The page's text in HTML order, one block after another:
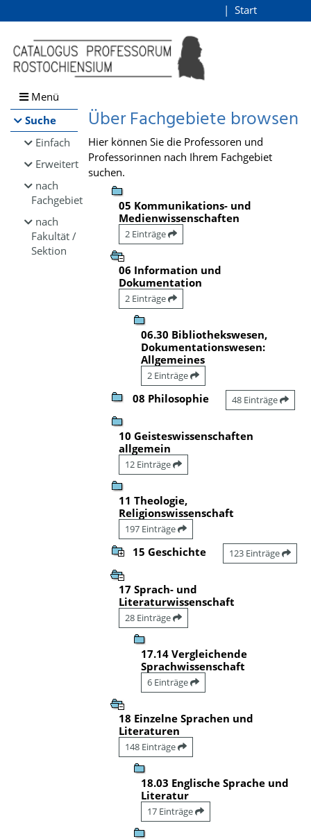
Browsen
direkt zum Inhalt
Start
Menü
Suche
Einfach
Erweitert
nach
Fachgebiet
nach
Fakultät /
Sektion
Über Fachgebiete browsen
Hier können Sie die Professoren und
Professorinnen nach Ihrem Fachgebiet
suchen.
05 Kommunikations- und
Medienwissenschaften
2 Einträge
06 Information und
Dokumentation
2 Einträge
06.30 Bibliothekswesen,
Dokumentationswesen:
Allgemeines
2 Einträge
08 Philosophie 48 Einträge
10 Geisteswissenschaften
allgemein
12 Einträge
11 Theologie,
Religionswissenschaft
197 Einträge
15 Geschichte 123 Einträge
17 Sprach- und
Literaturwissenschaft
28 Einträge
17.14 Vergleichende
Sprachwissenschaft
6 Einträge
18 Einzelne Sprachen und
Literaturen
148 Einträge
18.03 Englische Sprache und
Literatur
17 Einträge